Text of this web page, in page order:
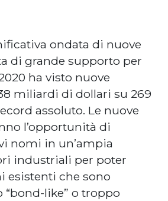
ondata di nuove
di grande supporto per
ha visto nuove
miliardi di dollari su 269
assoluto. Le nuove
l’opportunità di
nomi in un’ampia
industriali per poter
esistenti che sono
like” o troppo